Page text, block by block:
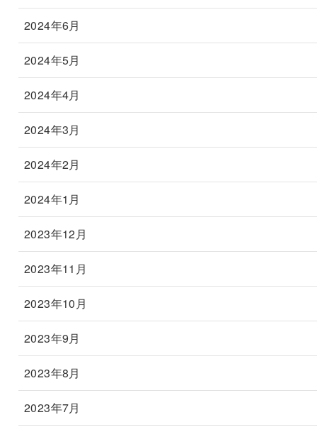
2024年6月
2024年5月
2024年4月
2024年3月
2024年2月
2024年1月
2023年12月
2023年11月
2023年10月
2023年9月
2023年8月
2023年7月